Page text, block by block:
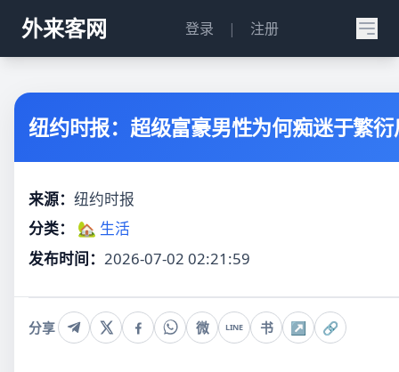
外来客网 登录 | 注册
纽约时报：超级富豪男性为何痴迷于繁
来源： 纽约时报
分类：
🏡 生活
发布时间： 2026-07-02 02:21:59
分享 微 LINE 书 ↗ 🔗